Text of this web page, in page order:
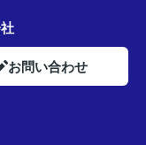
お問い合わせ